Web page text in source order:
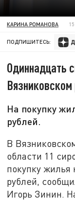
КАРИНА РОМАНОВА
ПОДПИШИТЕСЬ:
Одиннадцать
Вязниковском
На покупку
рублей.
В
области 11
покупку жилья
рублей,
Игорь Зинин.